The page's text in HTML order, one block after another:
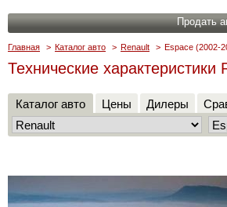
Продать
Главная > Каталог авто > Renault > Espace (2002-
Технические
Каталог авто Цены Дилеры